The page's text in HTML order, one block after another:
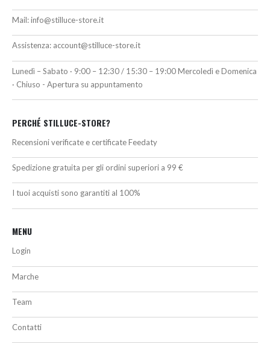
Mail:info@stilluce-store.it
Assistenza: account@stilluce-store.it
Lunedì – Sabato · 9:00 – 12:30 / 15:30 – 19:00 Mercoledì e Domenica
· Chiuso - Apertura su appuntamento
PERCHÉ STILLUCE-STORE?
Recensioni verificate e certificate Feedaty
Spedizione gratuita per gli ordini superiori a 99 €
I tuoi acquisti sono garantiti al 100%
MENU
Login
Marche
Team
Contatti